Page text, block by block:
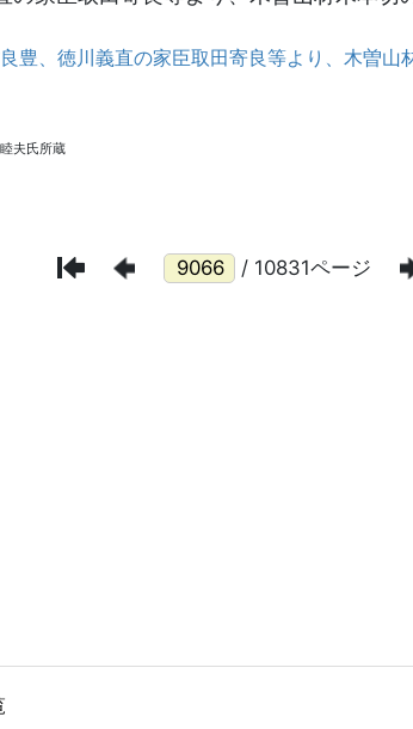
/ 10831ページ